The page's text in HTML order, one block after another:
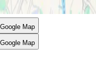
Map
Map